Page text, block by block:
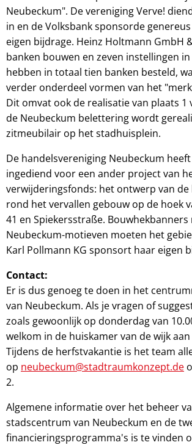
Neubeckum". De vereniging Verve!
in en de Volksbank sponsorde
eigen bijdrage. Heinz Holtmann GmbH
banken bouwen en zeven instellingen
hebben in totaal tien banken besteld,
verder onderdeel vormen van het
Dit omvat ook de realisatie van plaats 1
de Neubeckum belettering wordt
zitmeubilair op het stadhuisplein.
De handelsvereniging Neubeckum
ingediend voor een ander project van
verwijderingsfonds: het ontwerp van de
rond het vervallen gebouw op de hoek
41 en Spiekersstraße. Bouwhekbanners
Neubeckum-motieven moeten het
Karl Pollmann KG sponsort haar eigen
Contact:
Er is dus genoeg te doen in het
van Neubeckum. Als je vragen of
zoals gewoonlijk op donderdag van
welkom in de huiskamer van de wijk
Tijdens de herfstvakantie is het team
op neubeckum@stadtraumkonzept.de
2.
Algemene informatie over het beheer
stadscentrum van Neubeckum en de
financieringsprogramma's is te vinden